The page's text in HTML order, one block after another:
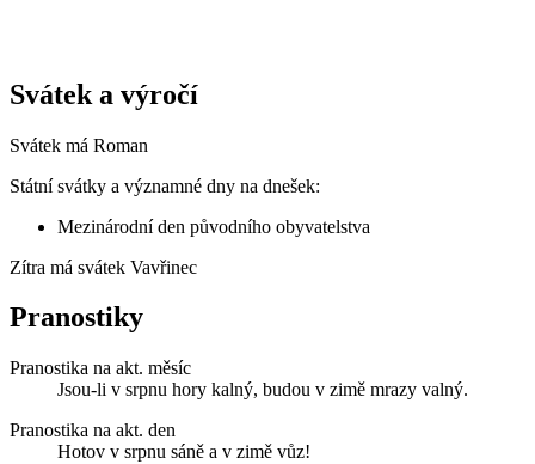
Svátek a výročí
Svátek má Roman
Státní svátky a významné dny na dnešek:
Mezinárodní den původního obyvatelstva
Zítra má svátek Vavřinec
Pranostiky
Pranostika na akt. měsíc
Jsou-li v srpnu hory kalný, budou v zimě mrazy valný.
Pranostika na akt. den
Hotov v srpnu sáně a v zimě vůz!